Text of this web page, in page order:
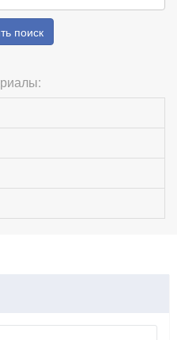
поиск